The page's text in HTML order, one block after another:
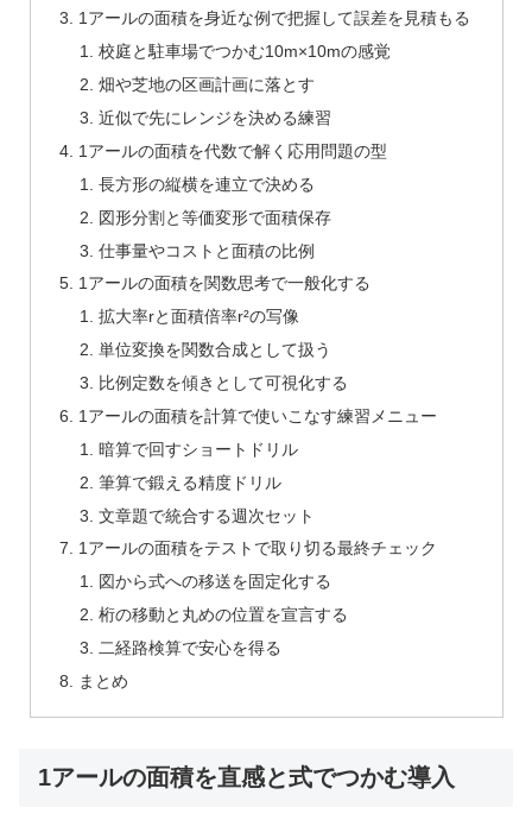
1アールの面積を身近な例で把握して誤差を見積もる
校庭と駐車場でつかむ10m×10mの感覚
畑や芝地の区画計画に落とす
近似で先にレンジを決める練習
1アールの面積を代数で解く応用問題の型
長方形の縦横を連立で決める
図形分割と等価変形で面積保存
仕事量やコストと面積の比例
1アールの面積を関数思考で一般化する
拡大率rと面積倍率r²の写像
単位変換を関数合成として扱う
比例定数を傾きとして可視化する
1アールの面積を計算で使いこなす練習メニュー
暗算で回すショートドリル
筆算で鍛える精度ドリル
文章題で統合する週次セット
1アールの面積をテストで取り切る最終チェック
図から式への移送を固定化する
桁の移動と丸めの位置を宣言する
二経路検算で安心を得る
まとめ
1アールの面積を直感と式でつかむ導入